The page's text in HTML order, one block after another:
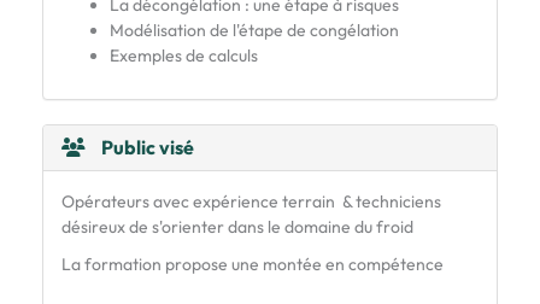
La décongélation : une étape à risques
Modélisation de l'étape de congélation
Exemples de calculs
Public visé
Opérateurs avec expérience terrain & techniciens
désireux de s'orienter dans le domaine du froid
La formation propose une montée en compétence